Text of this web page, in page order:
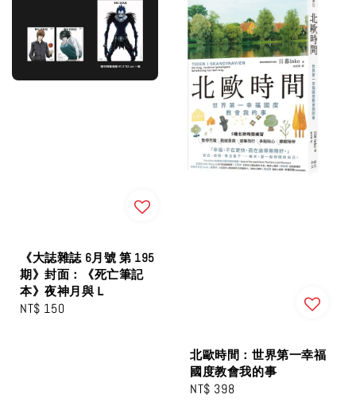
《大誌雜誌 6月號 第 195
期》封面：《死亡筆記
本》夜神月與Ｌ
Regular
NT$ 150
北歐時間：世界第一幸福
國度教會我的事
Regular
NT$ 398